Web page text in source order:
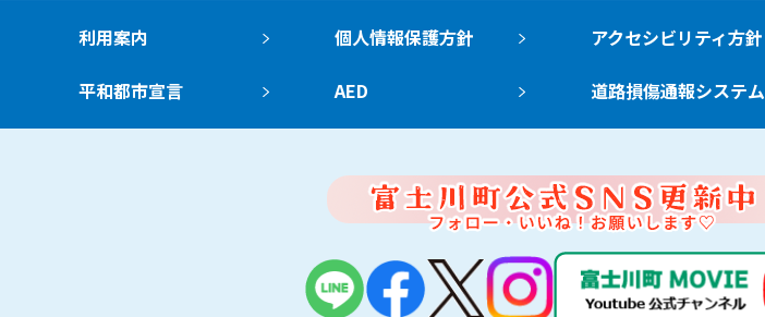
利用案内 個人情報保護方針 アクセシビリティ方針
平和都市宣言 AED 道路損傷通報システム